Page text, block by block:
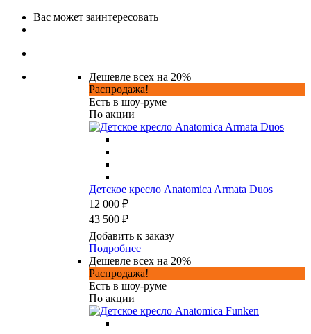
Вас может заинтересовать
Дешевле всех на 20%
Распродажа!
Есть в шоу-руме
По акции
Детское кресло Anatomica Armata Duos
12 000 ₽
43 500 ₽
Добавить к заказу
Подробнее
Дешевле всех на 20%
Распродажа!
Есть в шоу-руме
По акции